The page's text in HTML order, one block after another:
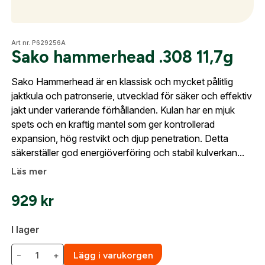
Optik
Mer
Mitt konto
Kontakta oss
Art nr. P629256A
Sako hammerhead .308 11,7g
Sako Hammerhead är en klassisk och mycket pålitlig
jaktkula och patronserie, utvecklad för säker och effektiv
jakt under varierande förhållanden. Kulan har en mjuk
spets och en kraftig mantel som ger kontrollerad
expansion, hög restvikt och djup penetration. Detta
säkerställer god energiöverföring och stabil kulverkan...
Läs mer
929 kr
I lager
− + Lägg i varukorgen
Logga in
Logga in för att handla med dina avtalspriser, smidig
fakturabetalning och tillgång till orderhistorik.
När du är inloggad hanteras beställningen
automatiskt enligt dina inställningar.
E-postadress:
Företag- eller Föreningsnamn:*
Org. nummer
Leverans & fakturaadress
Postnummer:*
så fort den här produkten är tillbaka i vårt
Sako hammerhead .308 11,7g
E-post adress